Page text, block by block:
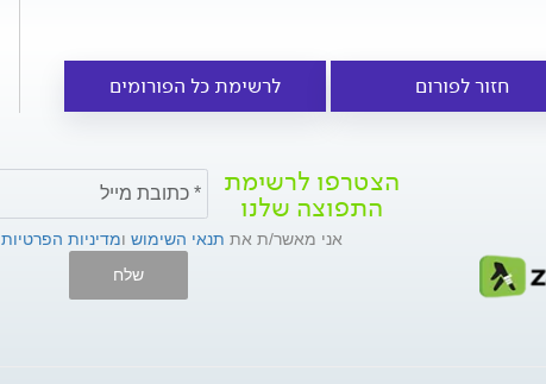
חזור לפורום לרשימת כל הפורומים
הצטרפו לרשימת
התפוצה שלנו
אני מאשר/ת את תנאי השימוש ומדיניות הפרטיות
שלח